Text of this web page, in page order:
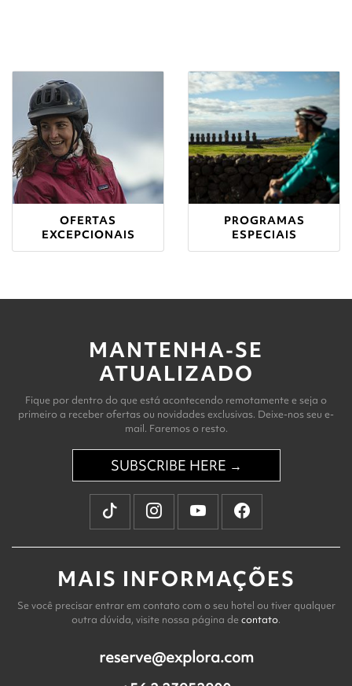
OFERTAS
EXCEPCIONAIS
PROGRAMAS
ESPECIAIS
MANTENHA-SE
ATUALIZADO
Fique por dentro do que está acontecendo remotamente e seja o
primeiro a receber ofertas ou novidades exclusivas. Deixe-nos seu e-
mail. Faremos o resto.
SUBSCRIBE HERE →
MAIS INFORMAÇÕES
Se você precisar entrar em contato com o seu hotel ou tiver qualquer
outra dúvida, visite nossa página de contato.
reserve@explora.com